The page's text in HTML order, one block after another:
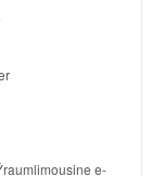
e-